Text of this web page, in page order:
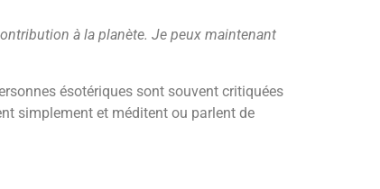
à la planète. Je peux maintenant
ésotériques sont souvent critiquées
simplement et méditent ou parlent de